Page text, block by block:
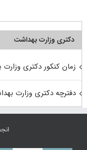
دکتری وزارت بهداشت
زمان کنکور دکتری وزارت
دفترچه دکتری وزارت بهداشت